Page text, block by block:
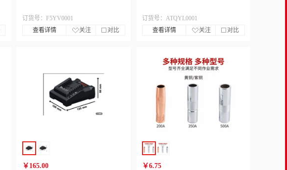
订货号：F5YV0001
查看详情
关注 对比
订货号：ATQYL0001
查看详情
关注 对比
￥165.00 ￥6.75